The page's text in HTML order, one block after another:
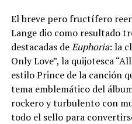
El breve pero fructífero
Lange dio como resultado
destacadas deEuphoria: la
Only Love”, la quijotesca
estilo Prince de la canción
tema emblemático del
rockero y turbulento con
todo el sello para